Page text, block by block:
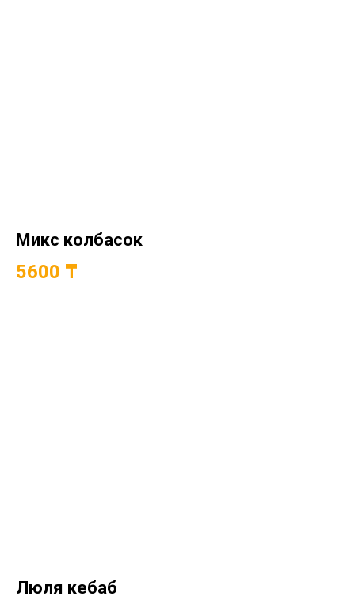
Микс колбасок
5600 ₸
Люля кебаб